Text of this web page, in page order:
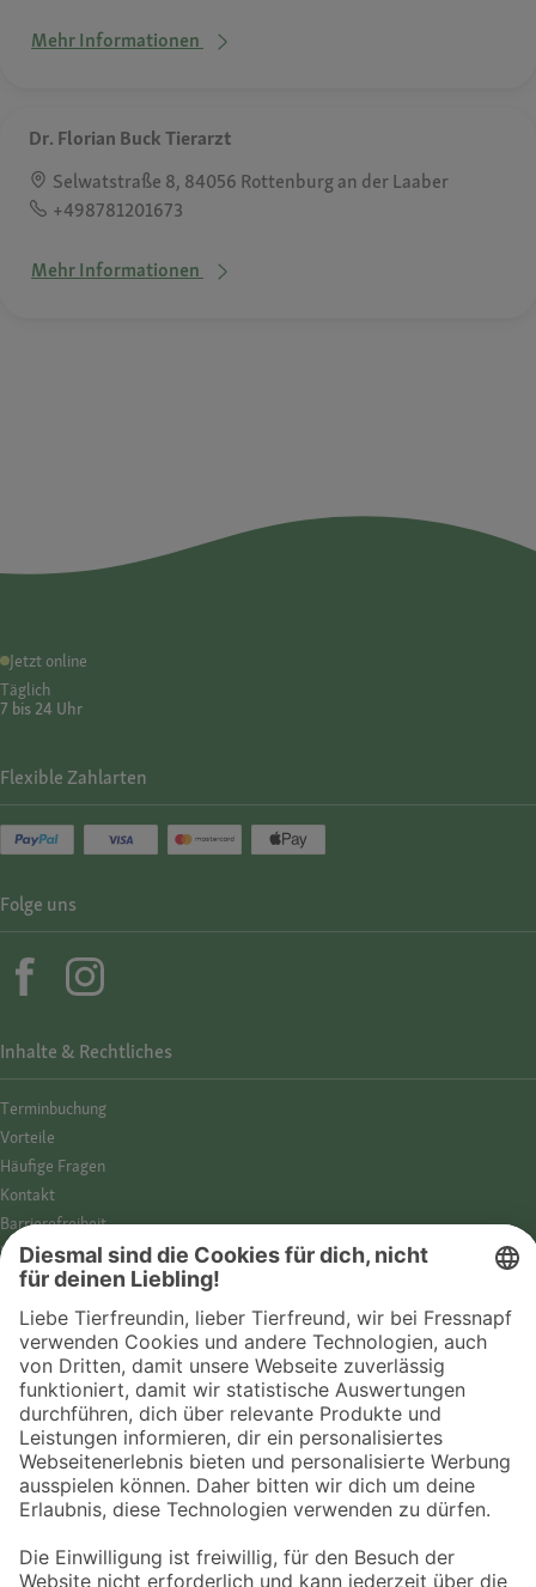
Mehr Informationen
Dr. Florian Buck Tierarzt
Selwatstraße 8, 84056 Rottenburg an der Laaber
+498781201673
Mehr Informationen
Jetzt online
Täglich
7 bis 24 Uhr
Inhalte & Rechtliches
Termin­buchung
Vorteile
Häufige Fragen
Kontakt
Barrierefreiheit
Impressum
Datenschutz­hinweise
Cookies
AGB
Entdecke Fressnapf
Tierversicherung
GPS-Tracker
Fressnapf Salon
Flexible Zahlarten
Folge uns